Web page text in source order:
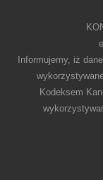
Informujemy, iż
Kodeksem